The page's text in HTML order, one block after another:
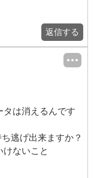
返信する
タは消えるんです
逃げ出来ますか？
ないこと